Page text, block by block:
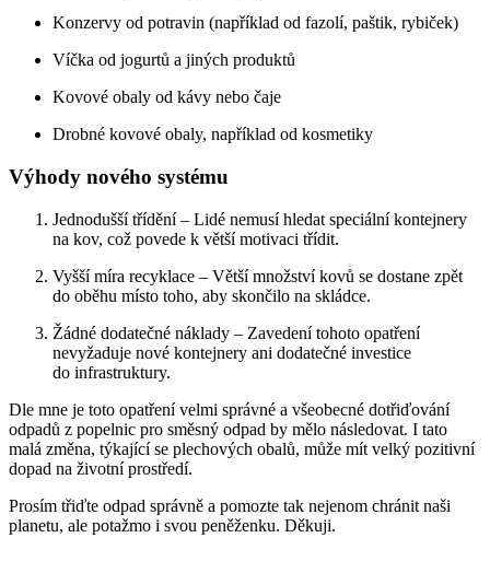
Konzervy od potravin (například od fazolí, paštik, rybiček)
Víčka od jogurtů a jiných produktů
Kovové obaly od kávy nebo čaje
Drobné kovové obaly, například od kosmetiky
Výhody nového systému
Jednodušší třídění – Lidé nemusí hledat speciální kontejnery
na kov, což povede k větší motivaci třídit.
Vyšší míra recyklace – Větší množství kovů se dostane zpět
do oběhu místo toho, aby skončilo na skládce.
Žádné dodatečné náklady – Zavedení tohoto opatření
nevyžaduje nové kontejnery ani dodatečné investice
do infrastruktury.
Dle mne je toto opatření velmi správné a všeobecné dotřiďování
odpadů z popelnic pro směsný odpad by mělo následovat. I tato
malá změna, týkající se plechových obalů, může mít velký pozitivní
dopad na životní prostředí.
Prosím třiďte odpad správně a pomozte tak nejenom chránit naši
planetu, ale potažmo i svou peněženku. Děkuji.